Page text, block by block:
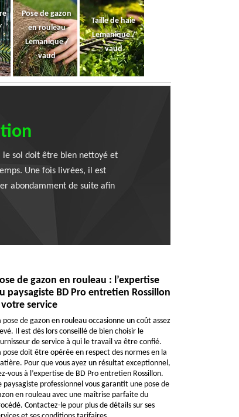
Pose de gazon
en rouleau
Lemanique /
vaud
Taille de haie
Lemanique /
vaud
le sol doit être bien nettoyé et
Une fois livrées, il est
abondamment de suite afin
de gazon en rouleau : l’expertise
paysagiste BD Pro entretien Rossillon
service
pose de gazon en rouleau occasionne un coût assez
Il est dès lors conseillé de bien choisir le
de service à qui le travail va être confié.
pose doit être opérée en respect des normes en la
Pour que vous ayez un résultat exceptionnel,
vous à l’expertise de BD Pro entretien Rossillon.
paysagiste professionnel vous garantit une pose de
en rouleau avec une maîtrise parfaite du
Contactez-le pour plus de détails sur ses